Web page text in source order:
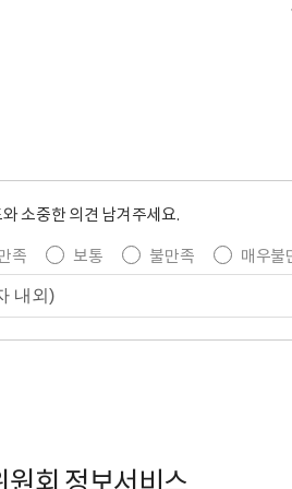
소중한 의견 남겨주세요.
족 보통 불만족 매우불